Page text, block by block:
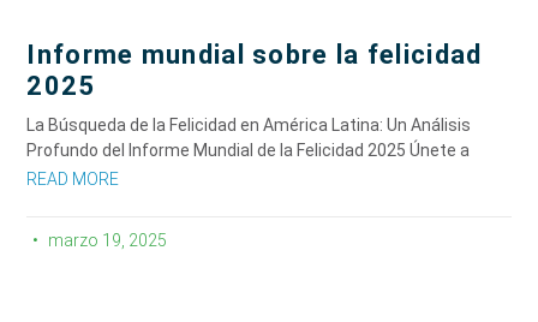
Informe mundial sobre la felicidad
2025
La Búsqueda de la Felicidad en América Latina: Un Análisis
Profundo del Informe Mundial de la Felicidad 2025 Únete a
READ MORE
marzo 19, 2025